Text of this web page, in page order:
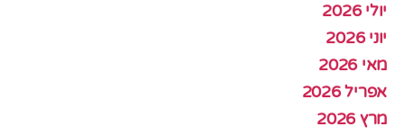
יולי 2026
יוני 2026
מאי 2026
אפריל 2026
מרץ 2026